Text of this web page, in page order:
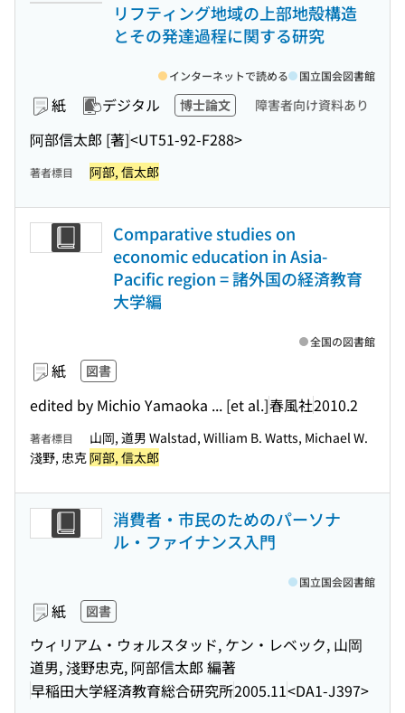
リフティング地域の上部地殻構造
とその発達過程に関する研究
紙 デジタル 博士論文 障害者向け資料あり
阿部信太郎 [著]<UT51-92-F288>
インターネットで読める 国立国会図書館
著者標目 阿部, 信太郎
Comparative studies on
economic education in Asia-
Pacific region = 諸外国の経済教育
大学編
紙 図書
edited by Michio Yamaoka ... [et al.]春風社2010.2
全国の図書館
著者標目
山岡, 道男 Walstad, William B. Watts, Michael W.
淺野, 忠克阿部, 信太郎
消費者・市民のためのパーソナ
ル・ファイナンス入門
紙 図書
ウィリアム・ウォルスタッド, ケン・レベック, 山岡
道男, 淺野忠克, 阿部信太郎 編著
早稲田大学経済教育総合研究所2005.11<DA1-J397>
国立国会図書館